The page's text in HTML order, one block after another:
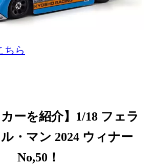
ちら
カーを紹介】1/18 フェラ
ル・マン 2024 ウィナー
No,50！